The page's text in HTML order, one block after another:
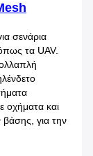
σενάρια
τα UAV.
οχήματα και
για την